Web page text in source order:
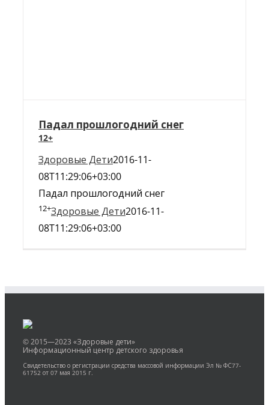
Падал прошлогодний снег
12+
Здоровые Дети2016-11-
08T11:29:06+03:00
Падал прошлогодний снег
12+Здоровые Дети2016-11-
08T11:29:06+03:00
© 2015—2023 «Здоровые дети»
Информационный центр детского здоровья
Свидетельство о регистрации средства массовой информации Эл № ФС77-
61752 от 07 мая 2015 г.